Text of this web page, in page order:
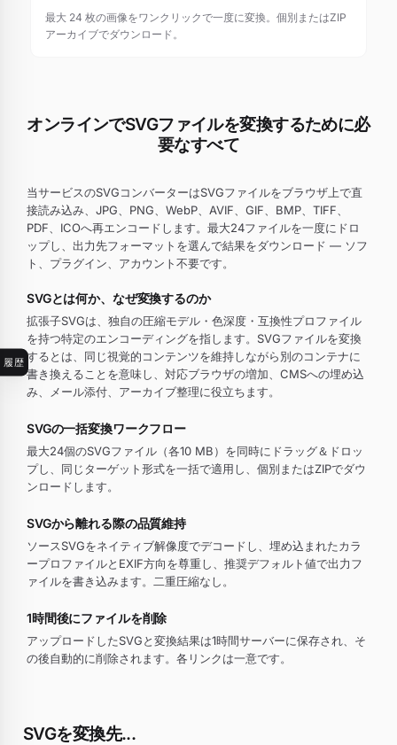
履歴
最大 24 枚の画像をワンクリックで一度に変換。個別またはZIP
アーカイブでダウンロード。
オンラインでSVGファイルを変換するために必
要なすべて
当サービスのSVGコンバーターはSVGファイルをブラウザ上で直
接読み込み、JPG、PNG、WebP、AVIF、GIF、BMP、TIFF、
PDF、ICOへ再エンコードします。最大24ファイルを一度にドロ
ップし、出力先フォーマットを選んで結果をダウンロード — ソフ
ト、プラグイン、アカウント不要です。
SVGとは何か、なぜ変換するのか
拡張子SVGは、独自の圧縮モデル・色深度・互換性プロファイル
を持つ特定のエンコーディングを指します。SVGファイルを変換
するとは、同じ視覚的コンテンツを維持しながら別のコンテナに
書き換えることを意味し、対応ブラウザの増加、CMSへの埋め込
み、メール添付、アーカイブ整理に役立ちます。
SVGの一括変換ワークフロー
最大24個のSVGファイル（各10 MB）を同時にドラッグ＆ドロッ
プし、同じターゲット形式を一括で適用し、個別またはZIPでダウ
ンロードします。
SVGから離れる際の品質維持
ソースSVGをネイティブ解像度でデコードし、埋め込まれたカラ
ープロファイルとEXIF方向を尊重し、推奨デフォルト値で出力フ
ァイルを書き込みます。二重圧縮なし。
1時間後にファイルを削除
アップロードしたSVGと変換結果は1時間サーバーに保存され、そ
の後自動的に削除されます。各リンクは一意です。
SVGを変換先...